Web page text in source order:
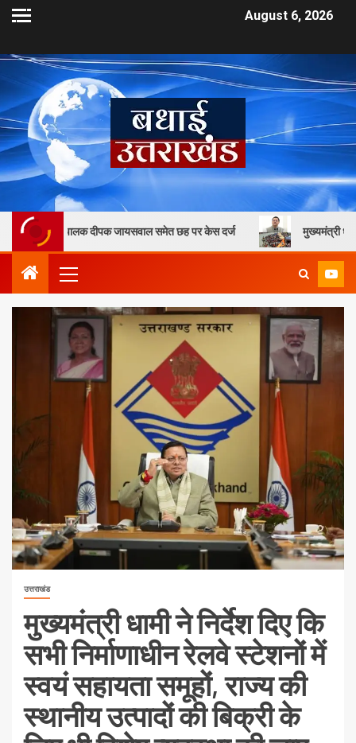
August 6, 2026
दीपक जायसवाल समेत छह पर केस दर्ज मुख्यमंत्री धामी के कुशल नेतृत्व
उत्तराखंड
मुख्यमंत्री धामी ने निर्देश दिए कि
सभी निर्माणाधीन रेलवे स्टेशनों में
स्वयं सहायता समूहों, राज्य की
स्थानीय उत्पादों की बिक्री के